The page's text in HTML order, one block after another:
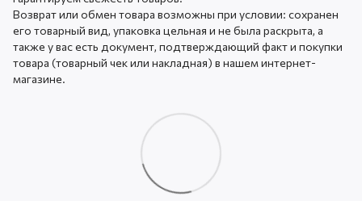
Возврат или обмен товара возможны при условии: сохранен
его товарный вид, упаковка цельная и не была раскрыта, а
также у вас есть документ, подтверждающий факт и покупки
товара (товарный чек или накладная) в нашем интернет-
магазине.